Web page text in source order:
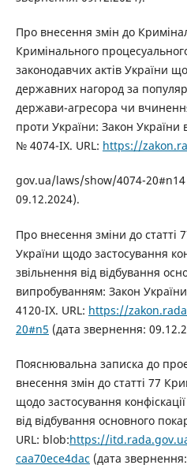
Про внесення змін до
Кримінального
законодавчих актів України
державних нагород за
держави-агресора чи
проти України: Закон України
№ 4074-IX. URL: https://
gov.ua/laws/show/4074-20#n14
09.12.2024).
Про внесення зміни до статті
України щодо застосування
звільнення від відбування
випробуванням: Закон
4120-IX. URL: https://
20#n5 (дата звернення:
Пояснювальна записка до
внесення змін до статті 77
щодо застосування
від відбування основного
URL: blob:https://
caa70ece4dac (дата